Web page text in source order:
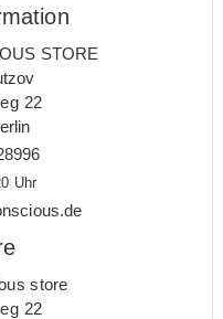
STORE
22
Uhr
store
22